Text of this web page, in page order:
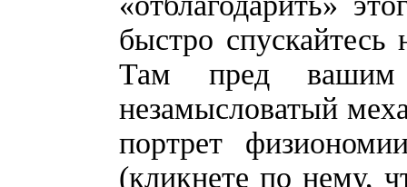
быстро
Там пред вашим
незамысловатый
портрет
(кликнете по нему,